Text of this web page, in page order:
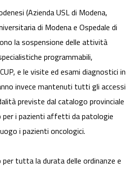
(Azienda USL di Modena,
di Modena e Ospedale di
la sospensione delle attività
programmabili,
e le visite ed esami diagnostici in
invece mantenuti tutti gli accessi
previste dal catalogo provinciale
i pazienti affetti da patologie
i pazienti oncologici.
tutta la durata delle ordinanze e